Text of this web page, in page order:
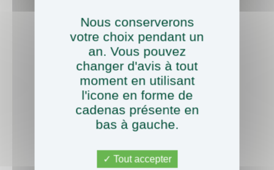
20 ans d'expertise
Dans le domaine de l’aménagement paysager
Une équipe dédiée à votre projet
Nous conserverons
votre choix pendant un
an. Vous pouvez
changer d'avis à tout
moment en utilisant
l'icone en forme de
cadenas présente en
bas à gauche.
Tout accepter